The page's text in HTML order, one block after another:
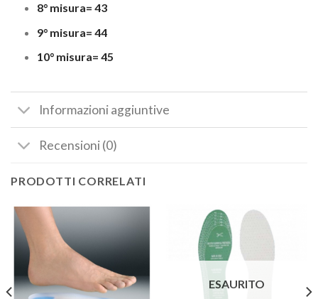
8° misura= 43
9° misura= 44
10° misura= 45
Informazioni aggiuntive
Recensioni (0)
PRODOTTI CORRELATI
ESAURITO